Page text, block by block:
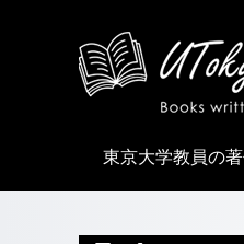
東京大学教員の